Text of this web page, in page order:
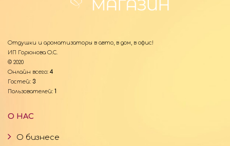
Отдушки и ароматизаторы в авто, в дом, в офис!
ИП Горюнова О.С.
© 2020
Онлайн всего: 4
Гостей: 3
Пользователей: 1
О НАС
О бизнесе